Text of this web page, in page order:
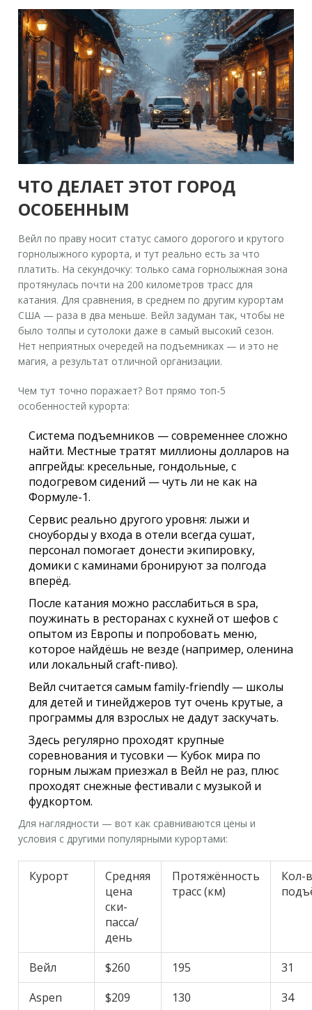
ЧТО ДЕЛАЕТ ЭТОТ ГОРОД
ОСОБЕННЫМ
Вейл по праву носит статус самого дорогого и крутого
горнолыжного курорта, и тут реально есть за что
платить. На секундочку: только сама горнолыжная зона
протянулась почти на 200 километров трасс для
катания. Для сравнения, в среднем по другим курортам
США — раза в два меньше. Вейл задуман так, чтобы не
было толпы и сутолоки даже в самый высокий сезон.
Нет неприятных очередей на подъемниках — и это не
магия, а результат отличной организации.
Чем тут точно поражает? Вот прямо топ-5
особенностей курорта:
Система подъемников — современнее сложно
найти. Местные тратят миллионы долларов на
апгрейды: кресельные, гондольные, с
подогревом сидений — чуть ли не как на
Формуле-1.
Сервис реально другого уровня: лыжи и
сноуборды у входа в отели всегда сушат,
персонал помогает донести экипировку,
домики с каминами бронируют за полгода
вперёд.
После катания можно расслабиться в spa,
поужинать в ресторанах с кухней от шефов с
опытом из Европы и попробовать меню,
которое найдёшь не везде (например, оленина
или локальный craft-пиво).
Вейл считается самым family-friendly — школы
для детей и тинейджеров тут очень крутые, а
программы для взрослых не дадут заскучать.
Здесь регулярно проходят крупные
соревнования и тусовки — Кубок мира по
горным лыжам приезжал в Вейл не раз, плюс
проходят снежные фестивали с музыкой и
фудкортом.
Для наглядности — вот как сравниваются цены и
условия с другими популярными курортами:
Курорт
Средняя
цена
ски-
пасса/
день
Протяжённость
трасс (км)
Кол-
Вейл $260 195
31
Aspen
$209 130
34